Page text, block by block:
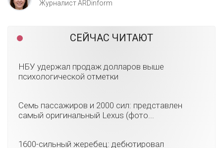
Журналист ARDinform
СЕЙЧАС ЧИТАЮТ
НБУ удержал продаж долларов выше
психологической отметки
Семь пассажиров и 2000 сил: представлен
самый оригинальный Lexus (фото...
1600-сильный жеребец: дебютировал